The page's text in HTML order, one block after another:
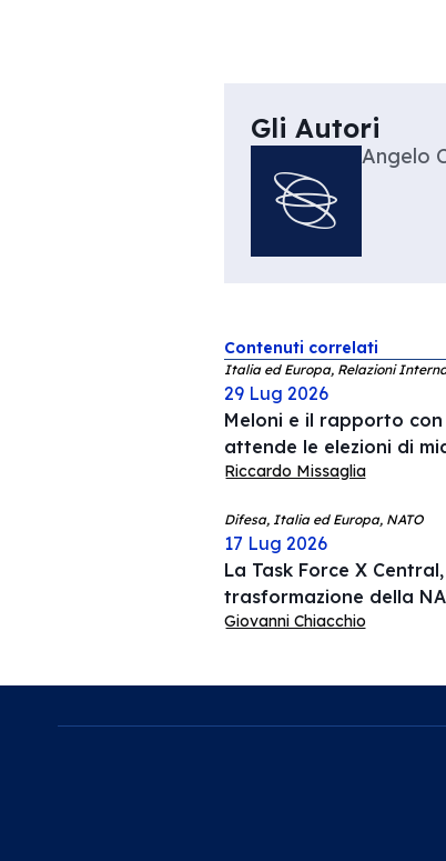
Gli Autori
Angelo
Contenuti correlati
Italia ed Europa, Relazioni
29 Lug 2026
Meloni e il rapporto
attende le elezioni di
Riccardo Missaglia
Difesa, Italia ed Europa, NATO
17 Lug 2026
La Task Force X
trasformazione della
Giovanni Chiacchio